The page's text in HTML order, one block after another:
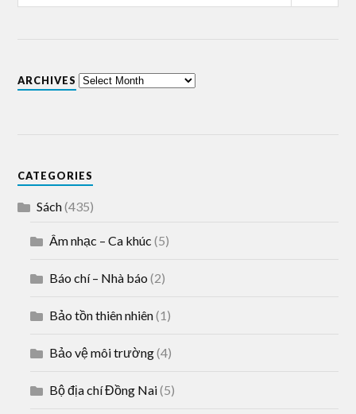
ARCHIVES
CATEGORIES
Sách(435)
Âm nhạc – Ca khúc (5)
Báo chí – Nhà báo (2)
Bảo tồn thiên nhiên(1)
Bảo vệ môi trường(4)
Bộ địa chí Đồng Nai(5)